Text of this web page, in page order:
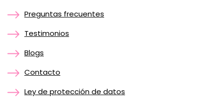
Preguntas frecuentes
Testimonios
Blogs
Contacto
Ley de protección de datos